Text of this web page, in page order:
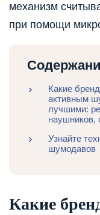
механизм
при помощи
Какие
активным
лучшими:
наушников,
Узнайте
шумодавов
Какие